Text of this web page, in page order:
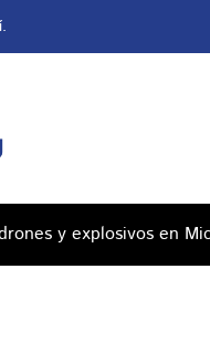
y explosivos en